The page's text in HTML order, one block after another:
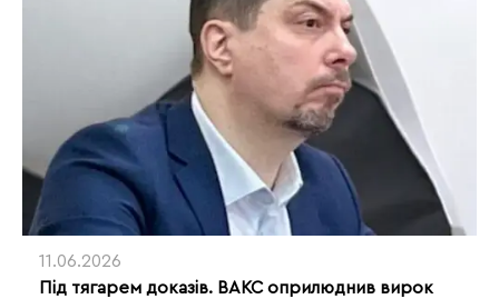
11.06.2026
Під тягарем доказів. ВАКС оприлюднив вирок